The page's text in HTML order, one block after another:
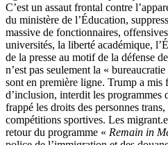
C’est un assaut frontal contre
du ministère de l’Éducation,
massive de fonctionnaires,
universités, la liberté académique,
de la presse au motif de la défense
n’est pas seulement la «
sont en première ligne. Trump a
d’inclusion, interdit les programmes
frappé les droits des personnes
compétitions sportives. Les
retour du programme « Remain in